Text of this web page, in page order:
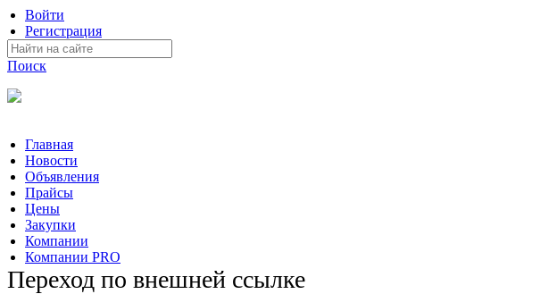
Войти
Регистрация
Поиск
Главная
Новости
Объявления
Прайсы
Цены
Закупки
Компании
Компании PRO
Переход по внешней ссылке